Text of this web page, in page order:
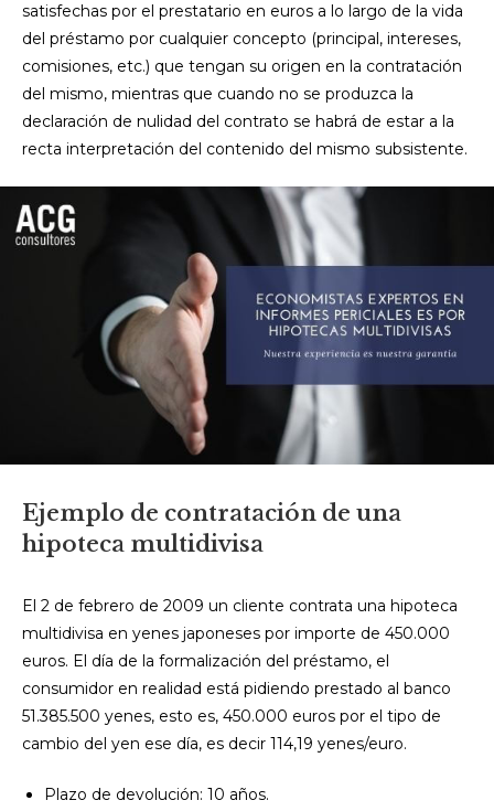
satisfechas por el prestatario en euros a lo largo de la vida
del préstamo por cualquier concepto (principal, intereses,
comisiones, etc.) que tengan su origen en la contratación
del mismo, mientras que cuando no se produzca la
declaración de nulidad del contrato se habrá de estar a la
recta interpretación del contenido del mismo subsistente.
Ejemplo de contratación de una
hipoteca multidivisa
El 2 de febrero de 2009 un cliente contrata una hipoteca
multidivisa en yenes japoneses por importe de 450.000
euros. El día de la formalización del préstamo, el
consumidor en realidad está pidiendo prestado al banco
51.385.500 yenes, esto es, 450.000 euros por el tipo de
cambio del yen ese día, es decir 114,19 yenes/euro.
Plazo de devolución: 10 años.